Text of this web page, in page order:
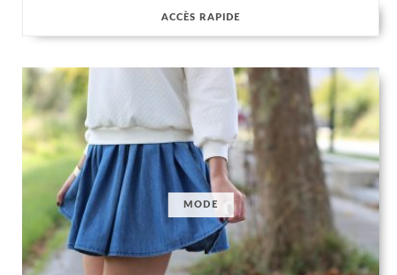
ACCÈS RAPIDE
MODE